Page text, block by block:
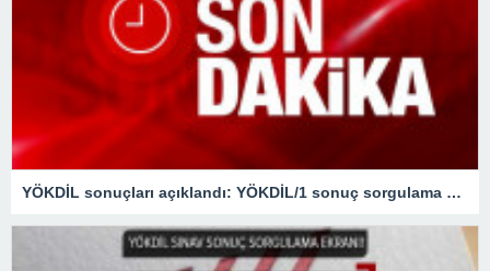
YÖKDİL sonuçları açıklandı: YÖKDİL/1 sonuç sorgulama sayfası…